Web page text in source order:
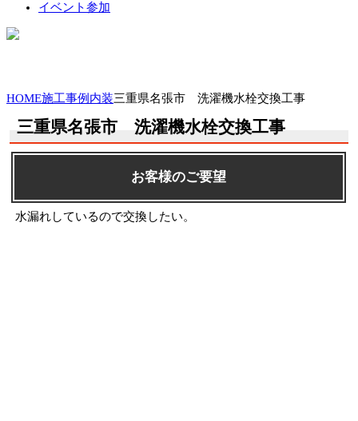
イベント参加
HOME施工事例 内装三重県名張市 洗濯機水栓交換工事
三重県名張市 洗濯機水栓交換工事
お客様のご要望
水漏れしているので交換したい。